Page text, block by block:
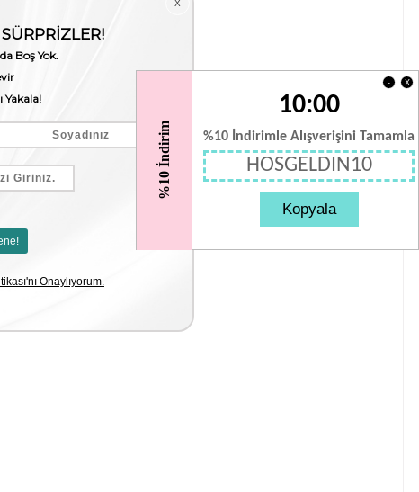
%10 İndirim
10:00
%10 İndirimle Alışverişini Tamamla
HOSGELDIN10
Kopyala
X
-